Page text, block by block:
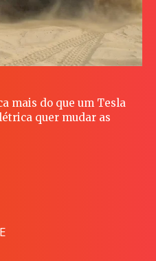
mais do que um Tesla
quer mudar as